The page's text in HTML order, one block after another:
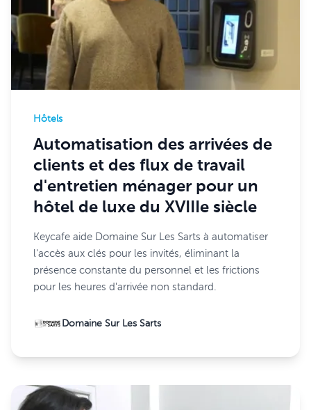
Hôtels
Automatisation des arrivées de
clients et des flux de travail
d'entretien ménager pour un
hôtel de luxe du XVIIIe siècle
Keycafe aide Domaine Sur Les Sarts à automatiser
l'accès aux clés pour les invités, éliminant la
présence constante du personnel et les frictions
pour les heures d'arrivée non standard.
Domaine Sur Les Sarts